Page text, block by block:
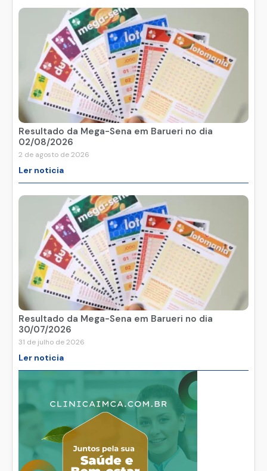
Resultado da Mega-Sena em Barueri no dia
02/08/2026
2 de agosto de 2026
Ler noticia
Resultado da Mega-Sena em Barueri no dia
30/07/2026
31 de julho de 2026
Ler noticia